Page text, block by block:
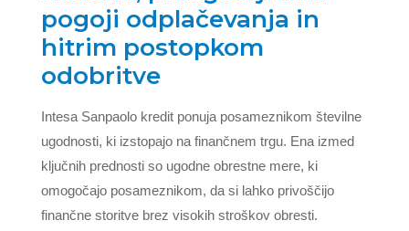
pogoji odplačevanja in
hitrim postopkom
odobritve
Intesa Sanpaolo kredit ponuja posameznikom številne
ugodnosti, ki izstopajo na finančnem trgu. Ena izmed
ključnih prednosti so ugodne obrestne mere, ki
omogočajo posameznikom, da si lahko privoščijo
finančne storitve brez visokih stroškov obresti.